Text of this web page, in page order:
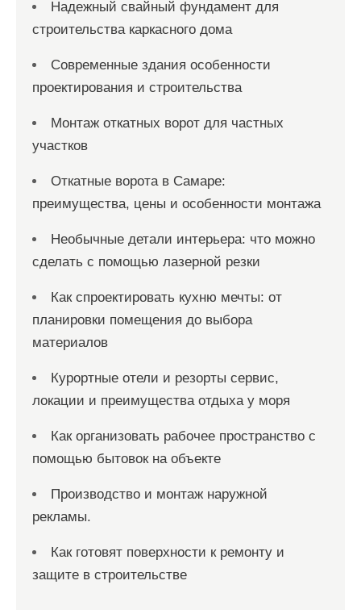
Надежный свайный фундамент для
строительства каркасного дома
Современные здания особенности
проектирования и строительства
Монтаж откатных ворот для частных
участков
Откатные ворота в Самаре:
преимущества, цены и особенности монтажа
Необычные детали интерьера: что можно
сделать с помощью лазерной резки
Как спроектировать кухню мечты: от
планировки помещения до выбора
материалов
Курортные отели и резорты сервис,
локации и преимущества отдыха у моря
Как организовать рабочее пространство с
помощью бытовок на объекте
Производство и монтаж наружной
рекламы.
Как готовят поверхности к ремонту и
защите в строительстве